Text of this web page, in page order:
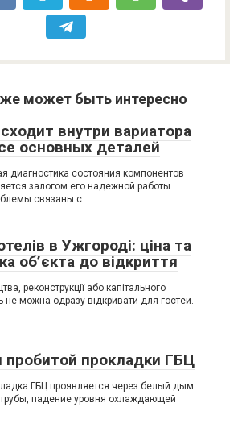
может быть интересно
внутри вариатора
основных деталей
диагностика состояния компонентов
залогом его надежной работы.
связаны с
в Ужгороді: ціна та
об’єкта до відкриття
реконструкції або капітального
не можна одразу відкривати для гостей.
пробитой прокладки ГБЦ
ГБЦ проявляется через белый дым
падение уровня охлаждающей